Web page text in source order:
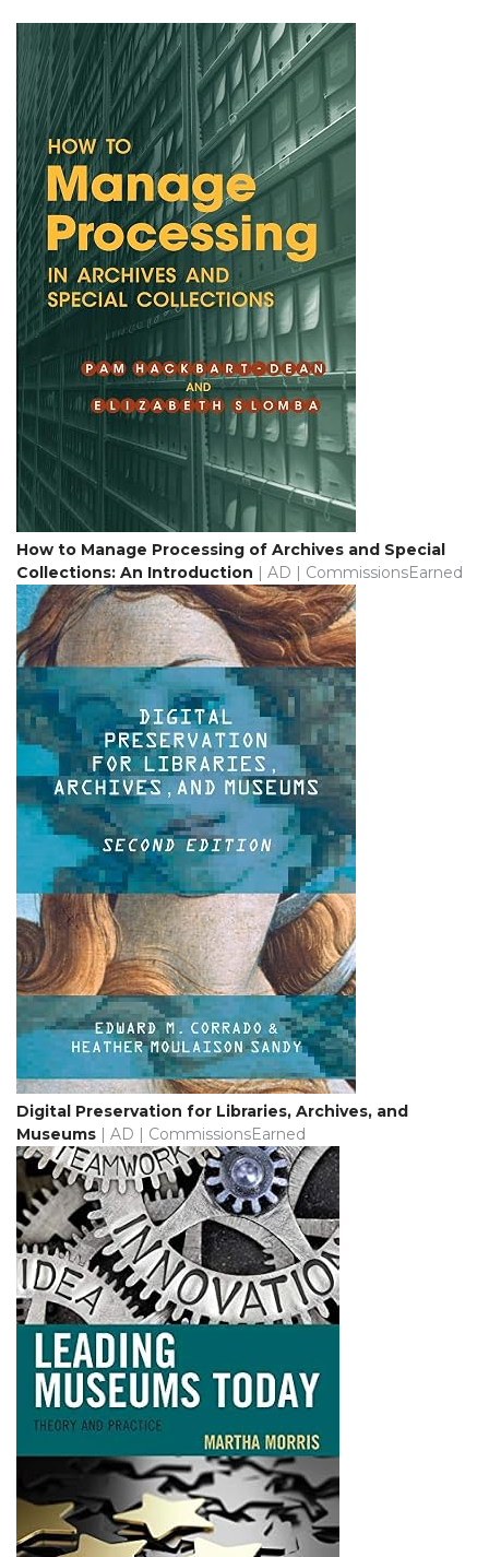
How to Manage Processing of Archives and Special
Collections: An Introduction | AD | CommissionsEarned
Digital Preservation for Libraries, Archives, and
Museums | AD | CommissionsEarned